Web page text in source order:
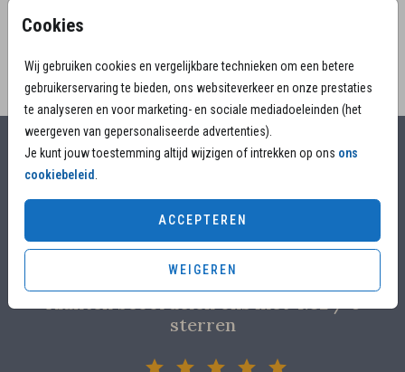
Cookies
Wij gebruiken cookies en vergelijkbare technieken om een betere
gebruikerservaring te bieden, ons websiteverkeer en onze prestaties
te analyseren en voor marketing- en sociale mediadoeleinden (het
weergeven van gepersonaliseerde advertenties).
Je kunt jouw toestemming altijd wijzigen of intrekken op ons ons
cookiebeleid.
ACCEPTEREN
WEIGEREN
Alles voor jouw moment
Voor 17.00 uur besteld, is vandaag nog in productie
Overleg met designers van de ontwerpstudio
Proefdruk voor €4,95
Klanten beoordelen ons met 4.82 / 5
sterren